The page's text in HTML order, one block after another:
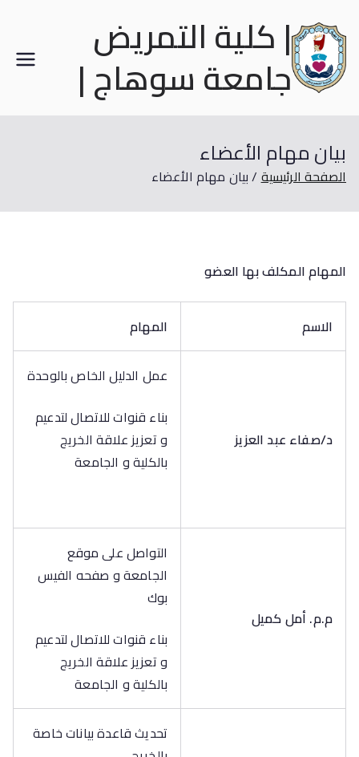
| كلية التمريض
جامعة سوهاج |
بيان مهام الأعضاء
الصفحة الرئيسية بيان مهام الأعضاء
المهام المكلف بها العضو
الاسم المهام
د/صفاء عبد العزيز
عمل الدليل الخاص بالوحدة
بناء قنوات للاتصال لتدعيم
و تعزيز علاقة الخريج
بالكلية و الجامعة
م.م. أمل كميل
التواصل على موقع
الجامعة و صفحه الفيس
بوك
بناء قنوات للاتصال لتدعيم
و تعزيز علاقة الخريج
بالكلية و الجامعة
تحديث قاعدة بيانات خاصة